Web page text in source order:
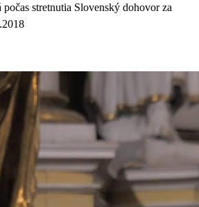
stretnutia Slovenský dohovor za